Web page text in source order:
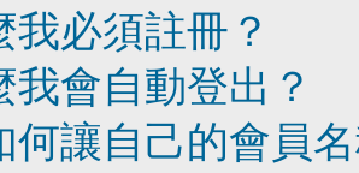
我必須註冊？
我會自動登出？
何讓自己的會員